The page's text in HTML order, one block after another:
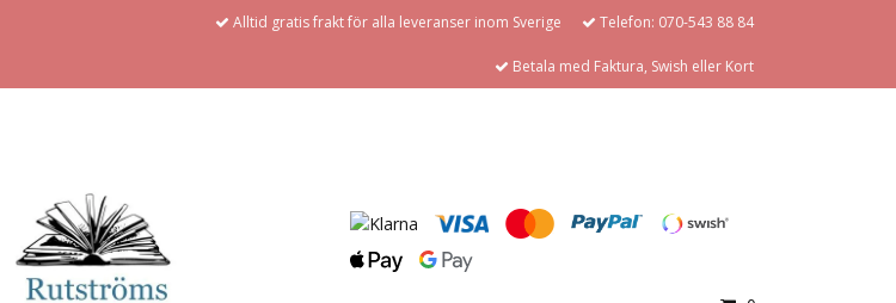
Alltid gratis frakt för alla leveranser inom Sverige Telefon: 070-543 88 84
Betala med Faktura, Swish eller Kort